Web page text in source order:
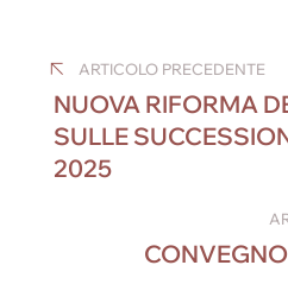
c
e
b
o
ailk
e
dI
articoli
ARTICOLO PRECEDENTE
NUOVA RIFORMA
SULLE
2025